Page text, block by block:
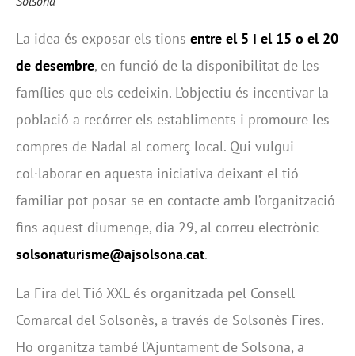
La idea és exposar els tions entre el 5 i el 15 o el 20
de desembre, en funció de la disponibilitat de les
famílies que els cedeixin. L’objectiu és incentivar la
població a recórrer els establiments i promoure les
compres de Nadal al comerç local. Qui vulgui
col·laborar en aquesta iniciativa deixant el tió
familiar pot posar-se en contacte amb l’organització
fins aquest diumenge, dia 29, al correu electrònic
solsonaturisme@ajsolsona.cat.
La Fira del Tió XXL és organitzada pel Consell
Comarcal del Solsonès, a través de Solsonès Fires.
Ho organitza també l’Ajuntament de Solsona, a